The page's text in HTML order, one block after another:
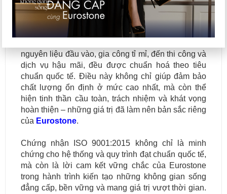
Eurostone tự hào tiếp tục đạt chứng nhận ISO 9001:2015
Việc đạt chuẩn ISO 9001:2015 khẳng định năng
lực sản xuất, quản lý và triết lý vận hành tận tâm –
nguyên liệu đầu vào, gia công tỉ mỉ, đến thi công và
dịch vụ hậu mãi, đều được chuẩn hoá theo tiêu
chuẩn quốc tế. Điều này không chỉ giúp đảm bảo
chất lượng ổn định ở mức cao nhất, mà còn thể
hiện tinh thần cầu toàn, trách nhiệm và khát vọng
hoàn thiện – những giá trị đã làm nên bản sắc riêng
của Eurostone.
Chứng nhận ISO 9001:2015 không chỉ là minh
chứng cho hệ thống và quy trình đạt chuẩn quốc tế,
mà còn là lời cam kết vững chắc của Eurostone
trong hành trình kiến tạo những không gian sống
đẳng cấp, bền vững và mang giá trị vượt thời gian.